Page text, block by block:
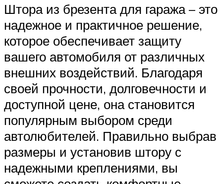
Штора из брезента для гаража – это
надежное и практичное решение,
которое обеспечивает защиту
вашего автомобиля от различных
внешних воздействий. Благодаря
своей прочности, долговечности и
доступной цене, она становится
популярным выбором среди
автолюбителей. Правильно выбрав
размеры и установив штору с
надежными креплениями, вы